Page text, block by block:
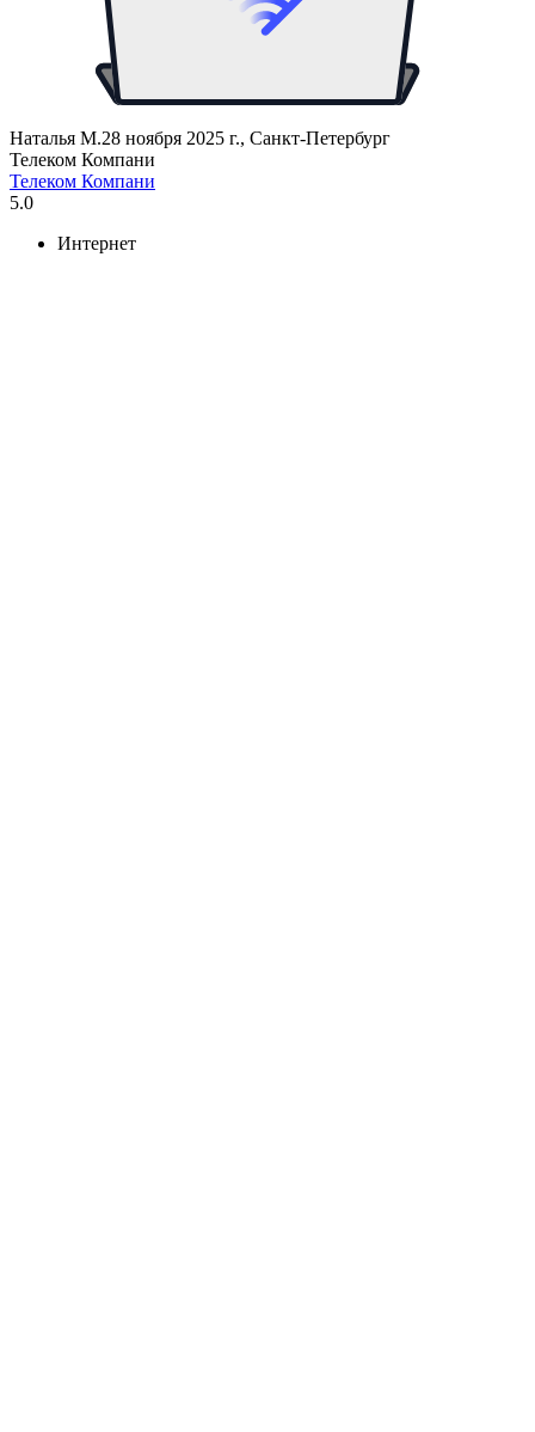
Наталья М.28 ноября 2025 г., Санкт-Петербург
Телеком Компани
Телеком Компани
5.0
Интернет